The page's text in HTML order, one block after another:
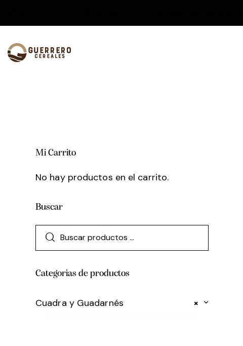
Mi Carrito
No hay productos en el carrito.
Buscar
Categorias de productos
×
Cuadra y Guadarnés